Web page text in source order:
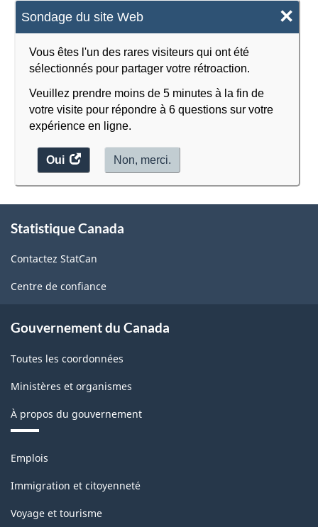
Sondage du site Web ×
Vous êtes l'un des rares visiteurs qui ont été
sélectionnés pour partager votre rétroaction.
Veuillez prendre moins de 5 minutes à la fin de
votre visite pour répondre à 6 questions sur votre
expérience en ligne.
Oui
accéder
au
Non, merci.
propos
ce
site
Statistique Canada
Contactez StatCan
Centre de confiance
Gouvernement du Canada
Toutes les coordonnées
Ministères et organismes
À propos du gouvernement
Thèmes
sujets
Emplois
Immigration et citoyenneté
Voyage et tourisme